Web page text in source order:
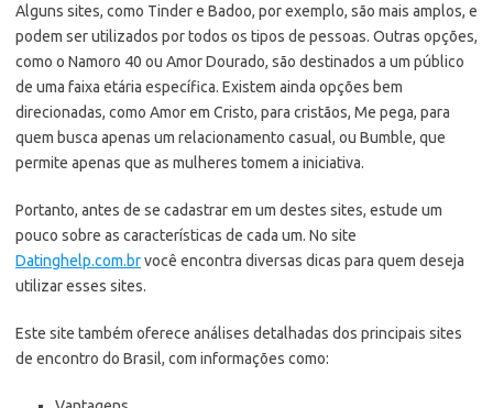
Alguns sites, como Tinder e Badoo, por exemplo, são mais amplos, e
podem ser utilizados por todos os tipos de pessoas. Outras opções,
como o Namoro 40 ou Amor Dourado, são destinados a um público
de uma faixa etária específica. Existem ainda opções bem
direcionadas, como Amor em Cristo, para cristãos, Me pega, para
quem busca apenas um relacionamento casual, ou Bumble, que
permite apenas que as mulheres tomem a iniciativa.
Portanto, antes de se cadastrar em um destes sites, estude um
pouco sobre as características de cada um. No site
Datinghelp.com.brvocê encontra diversas dicas para quem deseja
utilizar esses sites.
Este site também oferece análises detalhadas dos principais sites
de encontro do Brasil, com informações como: